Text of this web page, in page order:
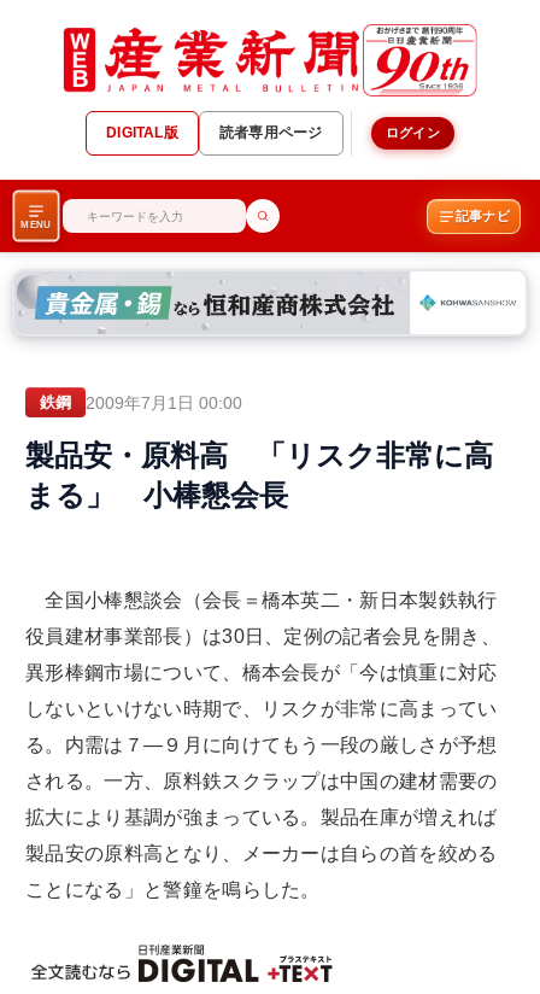
DIGITAL版 読者専用ページ ログイン
MENU
記事ナビ
鉄鋼 2009年7月1日 00:00
製品安・原料高 「リスク非常に高
まる」 小棒懇会長
全国小棒懇談会（会長＝橋本英二・新日本製鉄執行
役員建材事業部長）は30日、定例の記者会見を開き、
異形棒鋼市場について、橋本会長が「今は慎重に対応
しないといけない時期で、リスクが非常に高まってい
る。内需は７―９月に向けてもう一段の厳しさが予想
される。一方、原料鉄スクラップは中国の建材需要の
拡大により基調が強まっている。製品在庫が増えれば
製品安の原料高となり、メーカーは自らの首を絞める
ことになる」と警鐘を鳴らした。